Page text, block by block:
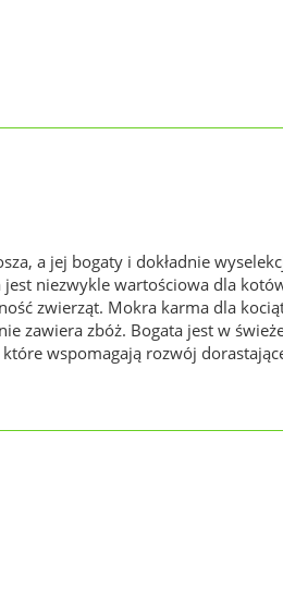
a jej bogaty i dokładnie
niezwykle wartościowa dla
zwierząt. Mokra karma dla
zawiera zbóż. Bogata jest w
wspomagają rozwój